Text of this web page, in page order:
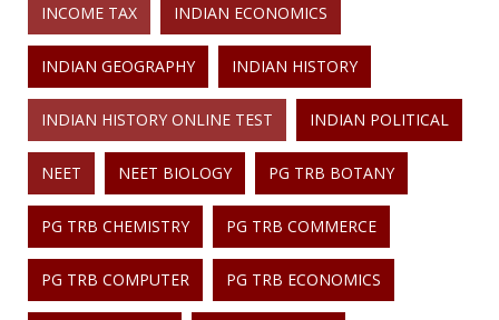
INCOME TAX INDIAN ECONOMICS
INDIAN GEOGRAPHY INDIAN HISTORY
INDIAN HISTORY ONLINE TEST INDIAN POLITICAL
NEET NEET BIOLOGY PG TRB BOTANY
PG TRB CHEMISTRY PG TRB COMMERCE
PG TRB COMPUTER PG TRB ECONOMICS